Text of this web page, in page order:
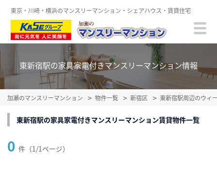
東京・川崎・横浜のマンスリーマンション・シェアハウス・賃貸住宅
東新宿駅の家具家電付きマンスリーマンション情報
加瀬のマンスリーマンション 物件一覧 新宿区 東新宿駅周辺のウィ
東新宿駅の家具家電付きマンスリーマンション賃貸物件一覧
0 件（1/1ページ）